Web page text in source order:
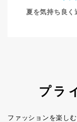
夏を気持ち良く
プラ
ファッションを楽し